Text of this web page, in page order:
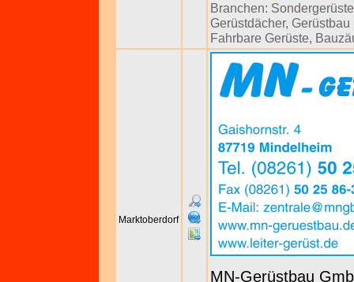
Branchen: Sondergerüste
Gerüstdächer, Gerüstbau
Fahrbare Gerüste,
Marktoberdorf
MN-Gerüstbau